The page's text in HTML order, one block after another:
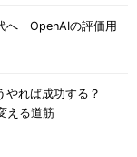
へ OpenAIの評価用
やれば成功する？
える道筋